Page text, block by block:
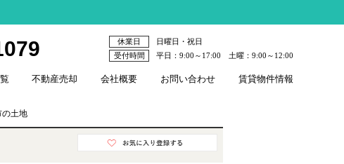
休業日
日曜日・祝日
受付時間
平日：9:00～17:00 土曜：9:00～12:00
不動産売却 会社概要 お問い合わせ 賃貸物件情報
の土地